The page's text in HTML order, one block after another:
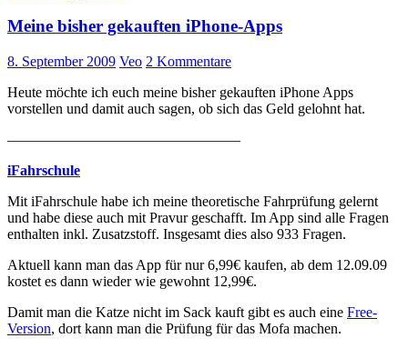
Meine bisher gekauften iPhone-Apps
8. September 2009 Veo 2 Kommentare
Heute möchte ich euch meine bisher gekauften iPhone Apps
vorstellen und damit auch sagen, ob sich das Geld gelohnt hat.
————————————————
iFahrschule
Mit iFahrschule habe ich meine theoretische Fahrprüfung gelernt
und habe diese auch mit Pravur geschafft. Im App sind alle Fragen
enthalten inkl. Zusatzstoff. Insgesamt dies also 933 Fragen.
Aktuell kann man das App für nur 6,99€ kaufen, ab dem 12.09.09
kostet es dann wieder wie gewohnt 12,99€.
Damit man die Katze nicht im Sack kauft gibt es auch eine Free-
Version, dort kann man die Prüfung für das Mofa machen.